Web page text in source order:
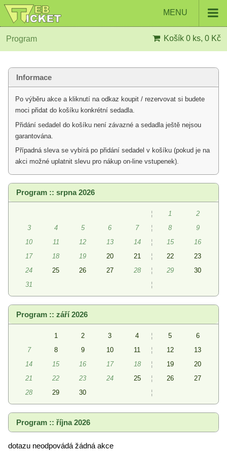
MENU
Program Košík 0 ks, 0 Kč
Informace
Po výběru akce a kliknutí na odkaz koupit / rezervovat si budete
moci přidat do košíku konkrétní sedadla.
Přidání sedadel do košíku není závazné a sedadla ještě nejsou
garantována.
Případná sleva se vybírá po přidání sedadel v košíku (pokud je na
akci možné uplatnit slevu pro nákup on-line vstupenek).
Program :: srpna 2026
¦ 1
2
3
4 5 6 7 ¦ 8
9
10
11 12 13 14 ¦ 15
16
17
18 19 20 21 ¦ 22
23
24
25 26 27 28 ¦ 29
30
31
¦
Program :: září 2026
1 2 3 4 ¦ 5
6
7
8 9 10 11 ¦ 12
13
14
15 16 17 18 ¦ 19
20
21
22 23 24 25 ¦ 26
27
28
29 30 ¦
Program :: října 2026
dotazu neodpovádá žádná akce